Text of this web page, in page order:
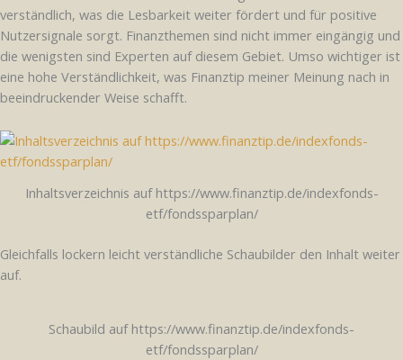
verständlich, was die Lesbarkeit weiter fördert und für positive
Nutzersignale sorgt. Finanzthemen sind nicht immer eingängig und
die wenigsten sind Experten auf diesem Gebiet. Umso wichtiger ist
eine hohe Verständlichkeit, was Finanztip meiner Meinung nach in
beeindruckender Weise schafft.
Inhaltsverzeichnis auf https://www.finanztip.de/indexfonds-
etf/fondssparplan/
Gleichfalls lockern leicht verständliche Schaubilder den Inhalt weiter
auf.
Schaubild auf https://www.finanztip.de/indexfonds-
etf/fondssparplan/